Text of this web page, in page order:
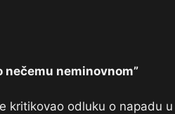
nečemu neminovnom”
kritikovao odluku o napadu